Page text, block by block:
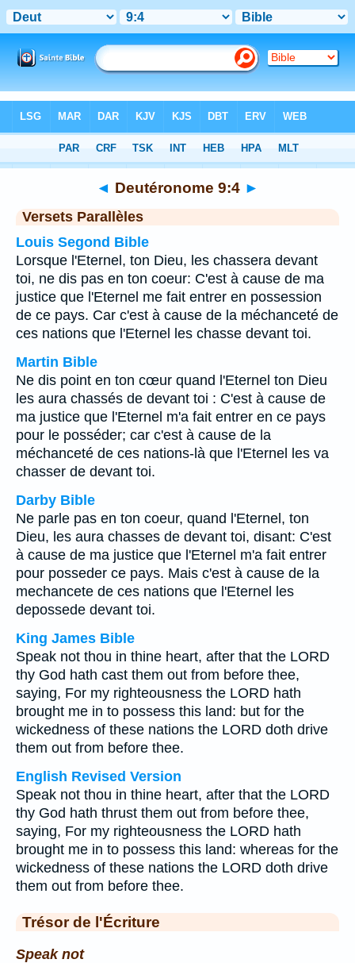
>Chapitre 9 > Verset 4
◄ Deutéronome 9:4 ►
Versets Parallèles
Louis Segond Bible
Lorsque l'Eternel, ton Dieu, les chassera devant
toi, ne dis pas en ton coeur: C'est à cause de ma
justice que l'Eternel me fait entrer en possession
de ce pays. Car c'est à cause de la méchanceté de
ces nations que l'Eternel les chasse devant toi.
Martin Bible
Ne dis point en ton cœur quand l'Eternel ton Dieu
les aura chassés de devant toi : C'est à cause de
ma justice que l'Eternel m'a fait entrer en ce pays
pour le posséder; car c'est à cause de la
méchanceté de ces nations-là que l'Eternel les va
chasser de devant toi.
Darby Bible
Ne parle pas en ton coeur, quand l'Eternel, ton
Dieu, les aura chasses de devant toi, disant: C'est
à cause de ma justice que l'Eternel m'a fait entrer
pour posseder ce pays. Mais c'est à cause de la
mechancete de ces nations que l'Eternel les
depossede devant toi.
King James Bible
Speak not thou in thine heart, after that the LORD
thy God hath cast them out from before thee,
saying, For my righteousness the LORD hath
brought me in to possess this land: but for the
wickedness of these nations the LORD doth drive
them out from before thee.
English Revised Version
Speak not thou in thine heart, after that the LORD
thy God hath thrust them out from before thee,
saying, For my righteousness the LORD hath
brought me in to possess this land: whereas for the
wickedness of these nations the LORD doth drive
them out from before thee.
Trésor de l'Écriture
Speak not